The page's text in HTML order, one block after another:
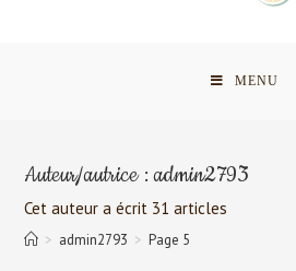
MENU
Auteur/autrice :admin2793
Cet auteur a écrit 31 articles
> admin2793 > Page 5